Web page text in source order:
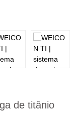
de titânio